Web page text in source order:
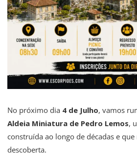
No próximo dia 4 de Julho, vamos
Aldeia Miniatura de Pedro Lemos,
construída ao longo de décadas e que
descoberta.